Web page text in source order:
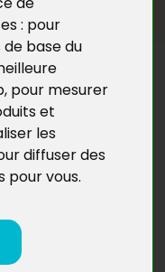
: pour
base du
, pour mesurer
et
les
diffuser des
pour vous.